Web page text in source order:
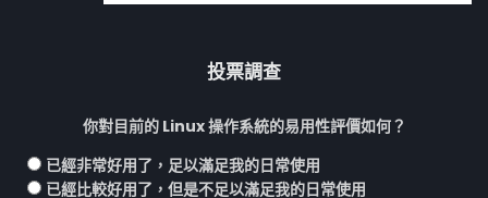
投票調查
你對目前的 Linux 操作系統的易用性評價如何？
已經非常好用了，足以滿足我的日常使用
已經比較好用了，但是不足以滿足我的日常使用